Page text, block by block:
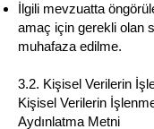
İlgili mevzuatta
amaç için gerekli olan
muhafaza edilme.
3.2. Kişisel Verilerin
Kişisel Verilerin
Aydınlatma Metni